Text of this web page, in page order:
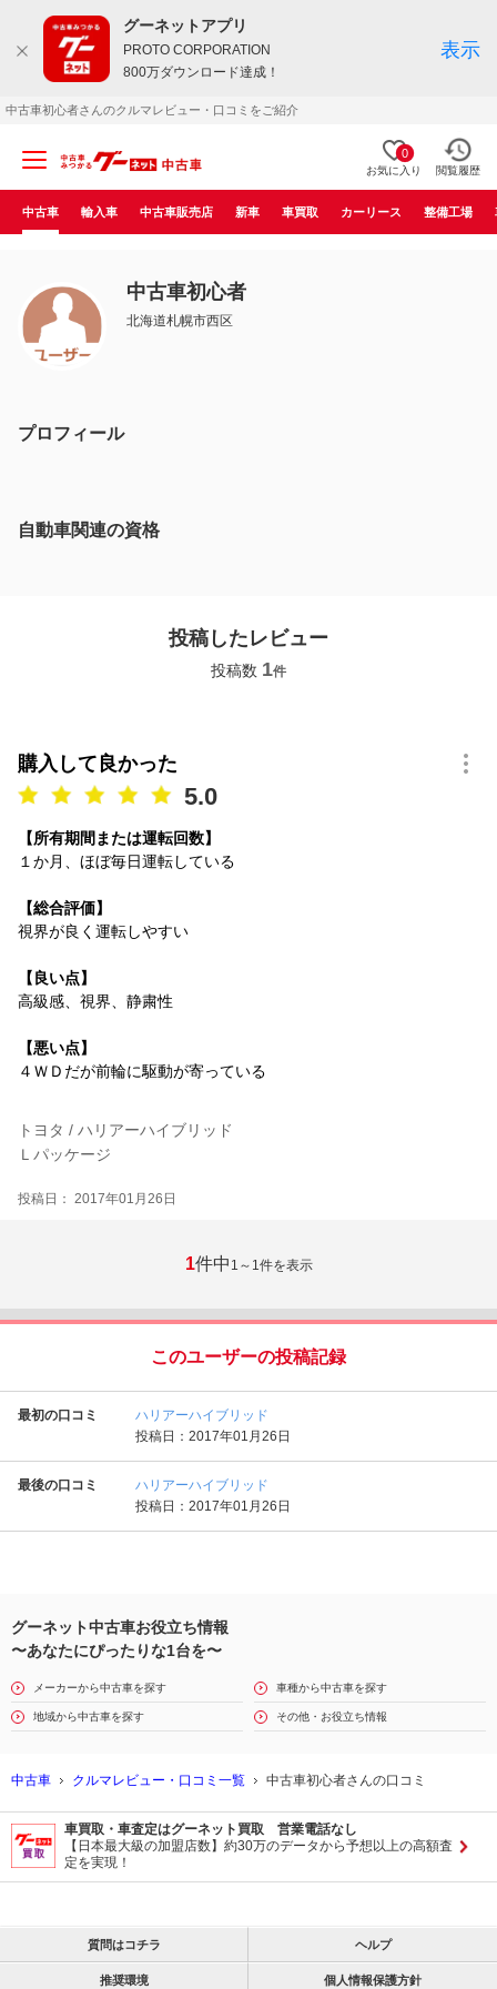
グーネットアプリ
PROTO CORPORATION
800万ダウンロード達成！
表示
中古車初心者さんのクルマレビュー・口コミをご紹介
0
お気に入り 閲覧履歴
中古車 輸入車 中古車販売店 新車 車買取 カーリース 整備工場
中古車初心者
北海道札幌市西区
プロフィール
自動車関連の資格
投稿したレビュー
投稿数 1件
購入して良かった
5.0
【所有期間または運転回数】
１か月、ほぼ毎日運転している
【総合評価】
視界が良く運転しやすい
【良い点】
高級感、視界、静粛性
【悪い点】
４ＷＤだが前輪に駆動が寄っている
トヨタ / ハリアーハイブリッド
Ｌパッケージ
投稿日： 2017年01月26日
1件中 1～1件を表示
このユーザーの投稿記録
最初の口コミ
ハリアーハイブリッド
投稿日：2017年01月26日
最後の口コミ
ハリアーハイブリッド
投稿日：2017年01月26日
グーネット中古車お役立ち情報
〜あなたにぴったりな1台を〜
メーカーから中古車を探す 車種から中古車を探す
地域から中古車を探す その他・お役立ち情報
中古車 クルマレビュー・口コミ一覧 中古車初心者さんの口コミ
車買取・車査定はグーネット買取 営業電話なし
【日本最大級の加盟店数】約30万のデータから予想以上の高額査
定を実現！
質問はコチラ ヘルプ
推奨環境 個人情報保護方針